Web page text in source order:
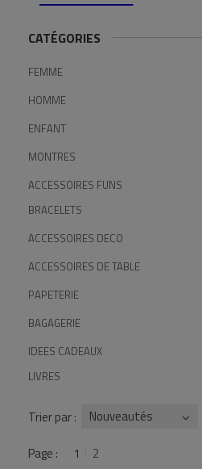
CATÉGORIES
FEMME
HOMME
ENFANT
MONTRES
ACCESSOIRES FUNS
BRACELETS
ACCESSOIRES DECO
ACCESSOIRES DE TABLE
PAPETERIE
BAGAGERIE
IDEES CADEAUX
LIVRES
Trier par :
Nouveautés
Page :
1 2